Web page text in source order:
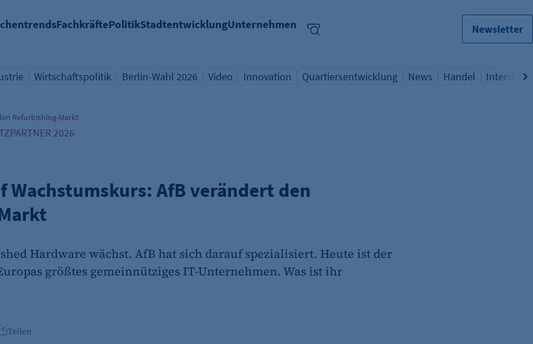
FachkräftePolitikStadtentwicklungUnternehmen Newsletter
Schlagwort
Übersicht Schlagwort
Wirtschaftspolitik
Übersicht Schlagwort
Berlin-Wahl 2026
Übersicht Schlagwort
Video
Übersicht Schlagwort
Innovation
Übersicht Schlagwort
Quartiersentwicklung
Übersicht Schlagwort
News
Übersicht
Handel
Übersicht
Interview
Refurbishing-Markt
2026
Wachstumskurs: AfB verändert den
Hardware wächst. AfB hat sich darauf spezialisiert. Heute ist der
größtes gemeinnütziges IT-Unternehmen. Was ist ihr
Teilen